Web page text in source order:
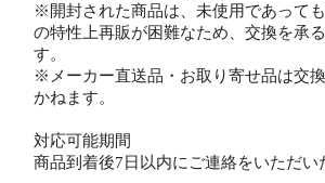
※開封された商品は、未使用であって
の特性上再販が困難なため、交換を承
す。
※メーカー直送品・お取り寄せ品は交
かねます。
対応可能期間
商品到着後7日以内にご連絡をいただい